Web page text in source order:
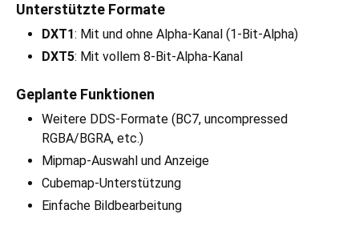
Unterstützte Formate
DXT1: Mit und ohne Alpha-Kanal (1-Bit-Alpha)
DXT5: Mit vollem 8-Bit-Alpha-Kanal
Geplante Funktionen
Weitere DDS-Formate (BC7, uncompressed
RGBA/BGRA, etc.)
Mipmap-Auswahl und Anzeige
Cubemap-Unterstützung
Einfache Bildbearbeitung